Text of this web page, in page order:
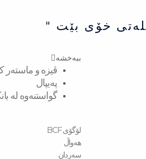
خۆی بێت "
ببەخشە
ڤیزە و ماستەر
پەیپال
گواستنەوە لە
لۆگۆی BCF
هەواڵ
سەردان